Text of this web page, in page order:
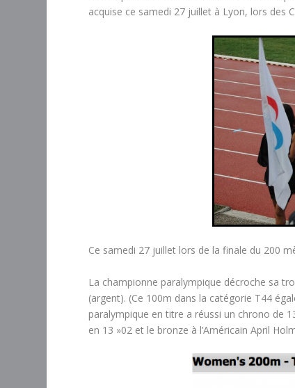
acquise ce samedi 27 juillet à Lyon, lors des
Ce samedi 27 juillet lors de la finale du 200
La championne paralympique décroche sa
(argent). (Ce 100m dans la catégorie T44
paralympique en titre a réussi un chrono de
en 13 »02 et le bronze à l’Américain April